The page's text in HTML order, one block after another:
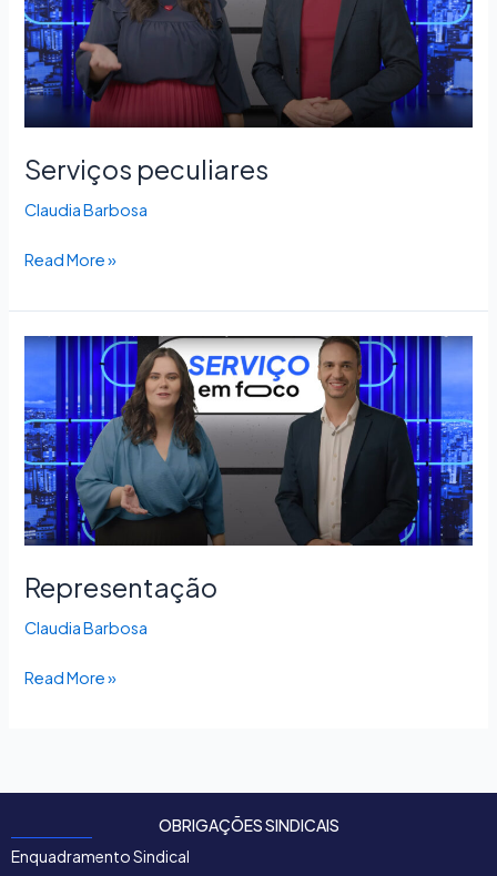
Serviços peculiares
Claudia Barbosa
Read More »
Representação
Claudia Barbosa
Representação
Read More »
OBRIGAÇÕES SINDICAIS
Enquadramento Sindical